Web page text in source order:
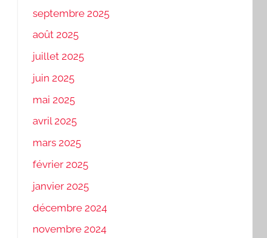
septembre 2025
août 2025
juillet 2025
juin 2025
mai 2025
avril 2025
mars 2025
février 2025
janvier 2025
décembre 2024
novembre 2024